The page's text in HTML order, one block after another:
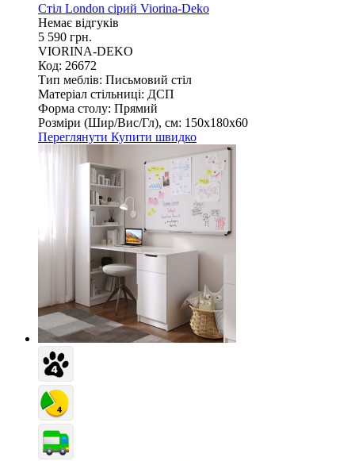
Стіл London сірий Viorina-Deko
Немає відгуків
5 590 грн.
VIORINA-DEKO
Код: 26672
Тип меблів: Письмовий стіл
Матеріал стільниці: ДСП
Форма столу: Прямий
Розміри (Шир/Вис/Гл), см: 150х180х60
Переглянути Купити швидко